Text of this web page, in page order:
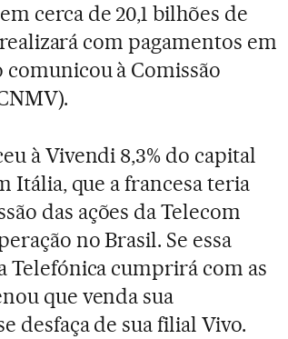
cerca de 20,1 bilhões de
com pagamentos em
à Comissão
à Vivendi 8,3% do capital
Itália, que a francesa teria
das ações da Telecom
no Brasil. Se essa
Telefónica cumprirá com as
que venda sua
desfaça de sua filial Vivo.